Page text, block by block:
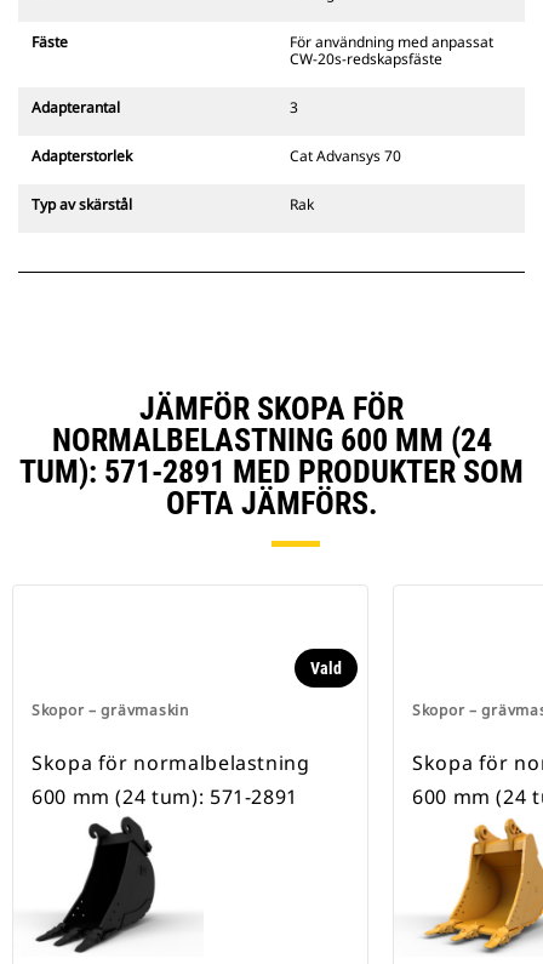
311–352 och alla hjulburna
dikesbredd finns även tillgängliga.
det CW-anpassade redskapsfästet
redskapsfästets gångjärn. CW-
redskapen.
Fäste
För användning med anpassat
CW-20s-redskapsfäste
Adapterantal 3
Adapterstorlek Cat Advansys 70
Typ av skärstål Rak
JÄMFÖR SKOPA FÖR
NORMALBELASTNING 600 MM (24
TUM): 571-2891 MED PRODUKTER SOM
OFTA JÄMFÖRS.
Skopor – grävmaskin
Vald
Skopa för normalbelastning
600 mm (24 tum): 571-2891
Skopor –
Skopa för
600 mm (24